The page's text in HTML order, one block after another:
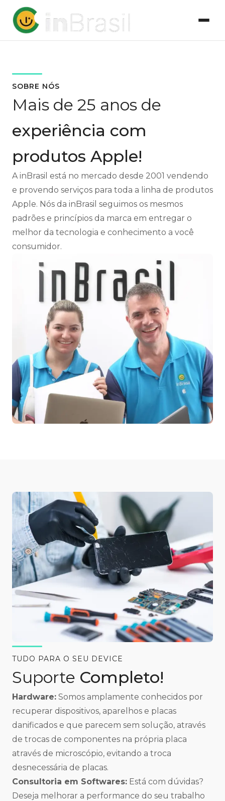
SOBRE NÓS
Mais de 25 anos de
experiência com
produtos Apple!
A inBrasil está no mercado desde 2001 vendendo
e provendo serviços para toda a linha de produtos
Apple. Nós da inBrasil seguimos os mesmos
padrões e princípios da marca em entregar o
melhor da tecnologia e conhecimento a você
consumidor.
TUDO PARA O SEU DEVICE
Suporte Completo!
Hardware: Somos amplamente conhecidos por
recuperar dispositivos, aparelhos e placas
danificados e que parecem sem solução, através
de trocas de componentes na própria placa
através de microscópio, evitando a troca
desnecessária de placas.
Consultoria em Softwares: Está com dúvidas?
Deseja melhorar a performance do seu trabalho